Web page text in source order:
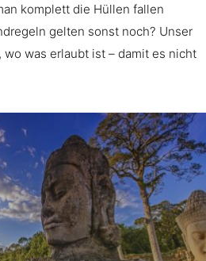
komplett die Hüllen fallen
gelten sonst noch? Unser
was erlaubt ist – damit es nicht